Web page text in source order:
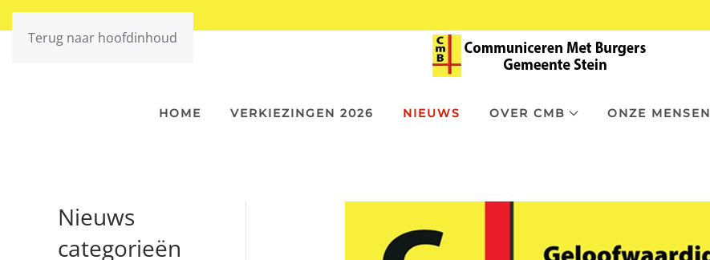
Terug naar hoofdinhoud
HOME VERKIEZINGEN 2026 NIEUWS OVER CMB ONZE MENSEN
Nieuws
categorieën